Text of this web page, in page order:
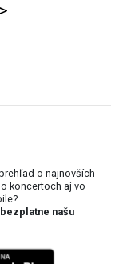
>
o najnovších
koncertoch aj vo
našu